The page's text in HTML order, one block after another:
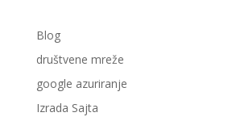
Blog
društvene mreže
google azuriranje
Izrada Sajta